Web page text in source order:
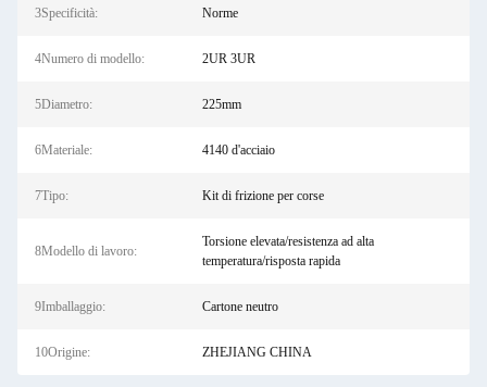
3Specificità: Norme
4Numero di modello: 2UR 3UR
5Diametro: 225mm
6Materiale: 4140 d'acciaio
7Tipo: Kit di frizione per corse
8Modello di lavoro:
Torsione elevata/resistenza ad alta
temperatura/risposta rapida
9Imballaggio: Cartone neutro
10Origine: ZHEJIANG CHINA